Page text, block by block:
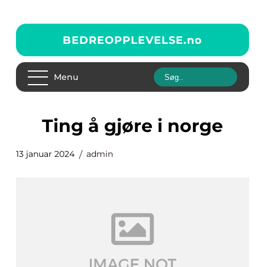
BEDREOPPLEVELSE.no
Menu
ting å gjøre i norge
13 januar 2024 admin